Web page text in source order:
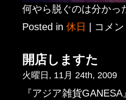
何やら脱ぐのは分かっ
Posted in 休日 コメ
開店しますた
火曜日, 11月 24th, 2009
『アジア雑貨